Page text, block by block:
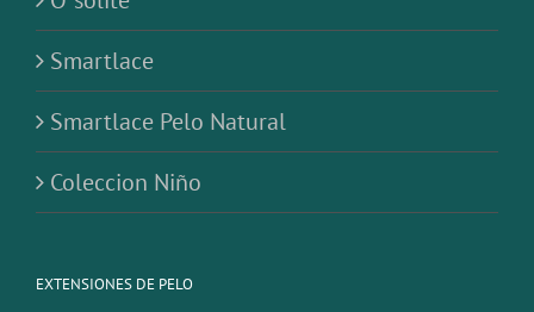
Smartlace
Smartlace Pelo Natural
Coleccion Niño
EXTENSIONES DE PELO